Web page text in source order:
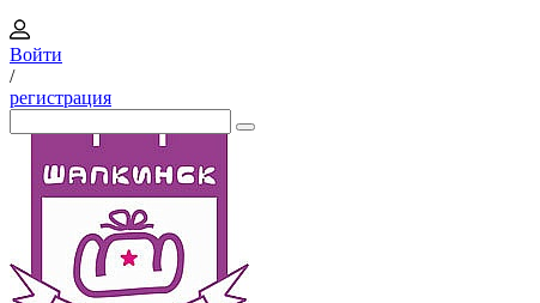
Войти
/
регистрация